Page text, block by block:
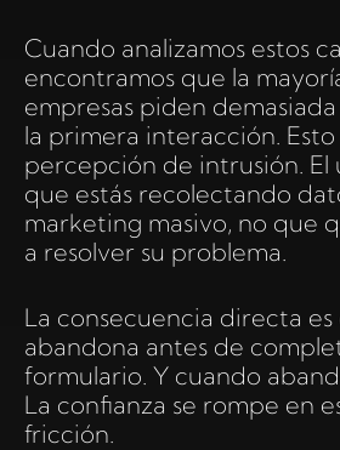
Cuando analizamos estos
encontramos que la
empresas piden
la primera interacción.
percepción de intrusión. El
que estás recolectando
marketing masivo, no que
a resolver su problema.
La consecuencia directa
abandona antes de
formulario. Y cuando
La confianza se rompe en
fricción.